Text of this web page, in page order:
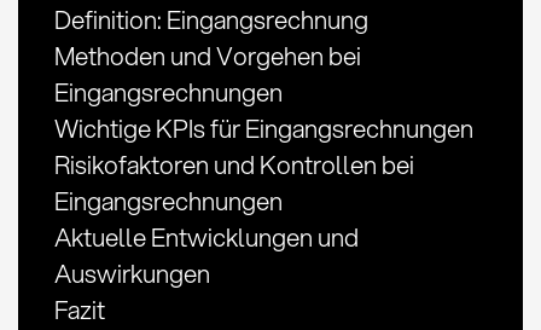
Definition: Eingangsrechnung
Methoden und Vorgehen bei
Eingangsrechnungen
Wichtige KPIs für Eingangsrechnungen
Risikofaktoren und Kontrollen bei
Eingangsrechnungen
Aktuelle Entwicklungen und
Auswirkungen
Fazit